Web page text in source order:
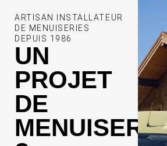
ARTISAN INSTALLATEUR
DE MENUISERIES
DEPUIS 1986
UN
PROJET
DE
MENUISERIE